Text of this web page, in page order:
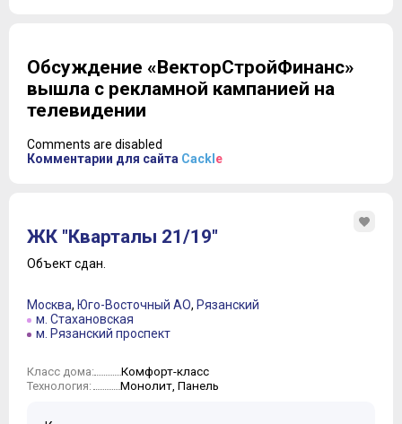
Обсуждение «ВекторСтройФинанс»
вышла с рекламной кампанией на
телевидении
Comments are disabled
Комментарии для сайта Cackl e
ЖК "Кварталы 21/19"
Объект сдан.
Москва, Юго-Восточный АО, Рязанский
м. Стахановская
м. Рязанский проспект
Класс дома: Комфорт-класс
Технология: Монолит, Панель